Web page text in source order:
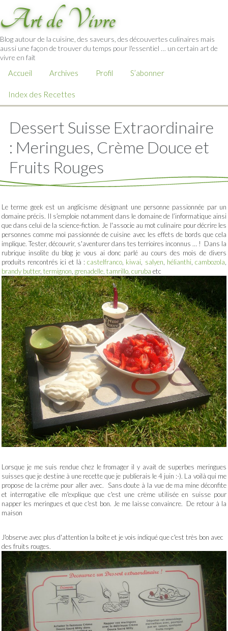
Art de Vivre
Blog autour de la cuisine, des saveurs, des découvertes culinaires mais
aussi une façon de trouver du temps pour l'essentiel … un certain art de
vivre en fait
Accueil Archives Profil S’abonner
Index des Recettes
Dessert Suisse Extraordinaire
: Meringues, Crème Douce et
Fruits Rouges
Le terme geek est un anglicisme désignant une personne passionnée par un
domaine précis. Il s’emploie notamment dans le domaine de l’informatique ainsi
que dans celui de la science-fiction. Je l'associe au mot culinaire pour décrire les
personnes comme moi passionnée de cuisine avec les effets de bords que cela
implique. Tester, découvrir, s'aventurer dans tes terrioires inconnus … ! Dans la
rubrique insolite du blog je vous ai donc parlé au cours des mois de divers
produits rencontrés ici et là :castelfranco kiwai salyen hélianthi ,cambozola
brandy butter, termignon grenadelle, tamrillo, curuba etc
Lorsque je me suis rendue chez le fromager il y avait de superbes meringues
suisses que je destine à une recette que je publierais le 4 juin :-). La voilà qui me
propose de la crème pour aller avec. Sans doute à la vue de ma mine déconfite
et interrogative elle m'explique que c'est une crème utilisée en suisse pour
napper les meringues et que c'est bon. Je me laisse convaincre. De retour à la
maison
J'observe avec plus d'attention la boîte et je vois indiqué que c'est très bon avec
des fruits rouges.